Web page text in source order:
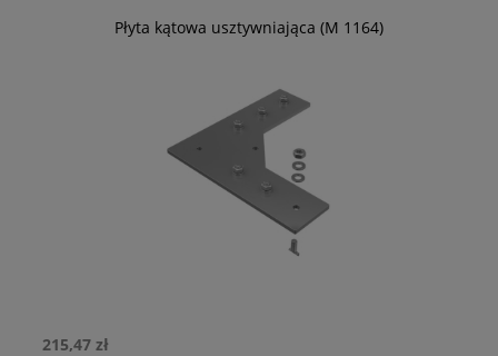
Płyta kątowa usztywniająca (M 1164)
215,47 zł